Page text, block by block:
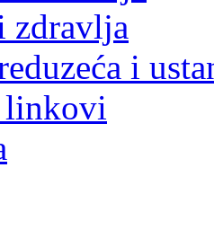
zdravlja
i